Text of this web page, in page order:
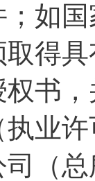
；如
取得
权书
执业
司（